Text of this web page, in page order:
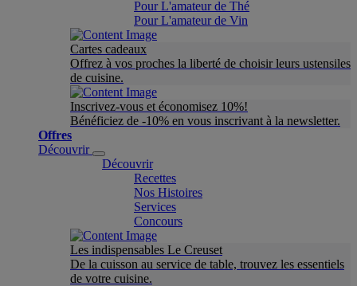
Pour L'amateur de Thé
Pour L'amateur de Vin
Cartes cadeaux
Offrez à vos proches la liberté de choisir leurs ustensiles
de cuisine.
Inscrivez-vous et économisez 10%!
Bénéficiez de -10% en vous inscrivant à la newsletter.
Offres
Découvrir
Découvrir
Recettes
Nos Histoires
Services
Concours
Les indispensables Le Creuset
De la cuisson au service de table, trouvez les essentiels
de votre cuisine.